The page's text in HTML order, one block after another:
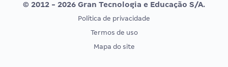
Vunesp
CONCURSOS POR PROFISSÃO
EXAME DE ORDEM
© 2012 - 2026 Gran Tecnologia e Educação S/A.
Política de privacidade
Termos de uso
Mapa do site